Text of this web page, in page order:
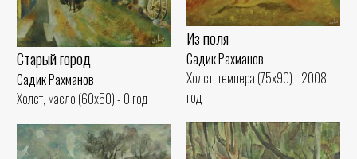
Старый город
Садик Рахманов
Холст, масло (60x50) - 0 год
Из поля
Садик Рахманов
Холст, темпера (75x90) - 2008
год